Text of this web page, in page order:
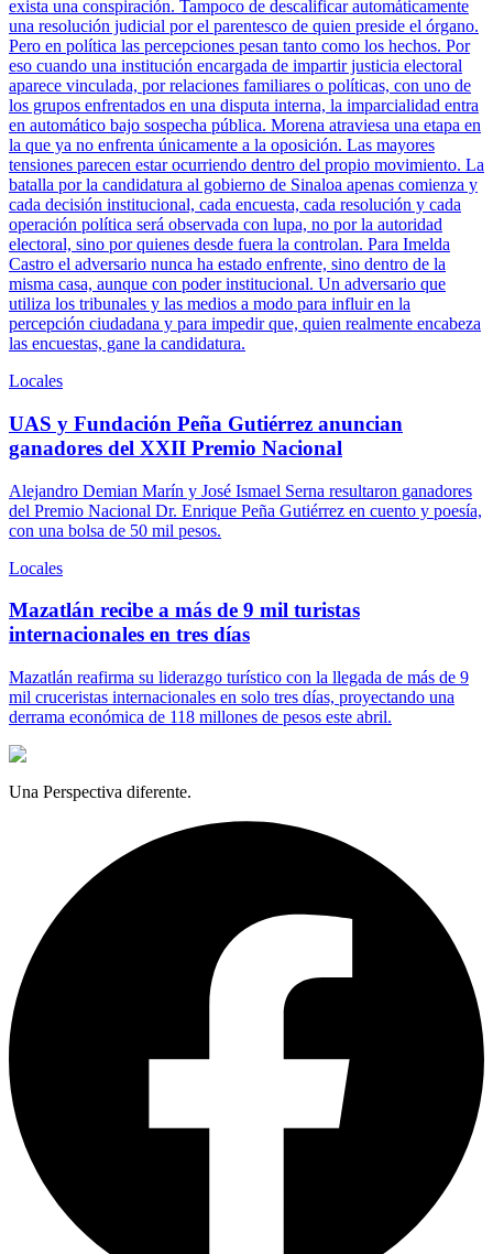
exista una conspiración. Tampoco de descalificar automáticamente
una resolución judicial por el parentesco de quien preside el órgano.
Pero en política las percepciones pesan tanto como los hechos. Por
eso cuando una institución encargada de impartir justicia electoral
aparece vinculada, por relaciones familiares o políticas, con uno de
los grupos enfrentados en una disputa interna, la imparcialidad entra
en automático bajo sospecha pública. Morena atraviesa una etapa en
la que ya no enfrenta únicamente a la oposición. Las mayores
tensiones parecen estar ocurriendo dentro del propio movimiento. La
batalla por la candidatura al gobierno de Sinaloa apenas comienza y
cada decisión institucional, cada encuesta, cada resolución y cada
operación política será observada con lupa, no por la autoridad
electoral, sino por quienes desde fuera la controlan. Para Imelda
Castro el adversario nunca ha estado enfrente, sino dentro de la
misma casa, aunque con poder institucional. Un adversario que
utiliza los tribunales y las medios a modo para influir en la
percepción ciudadana y para impedir que, quien realmente encabeza
las encuestas, gane la candidatura.
Locales
UAS y Fundación Peña Gutiérrez anuncian
ganadores del XXII Premio Nacional
Alejandro Demian Marín y José Ismael Serna resultaron ganadores
del Premio Nacional Dr. Enrique Peña Gutiérrez en cuento y poesía,
con una bolsa de 50 mil pesos.
Locales
Mazatlán recibe a más de 9 mil turistas
internacionales en tres días
Mazatlán reafirma su liderazgo turístico con la llegada de más de 9
mil cruceristas internacionales en solo tres días, proyectando una
derrama económica de 118 millones de pesos este abril.
Una Perspectiva diferente.